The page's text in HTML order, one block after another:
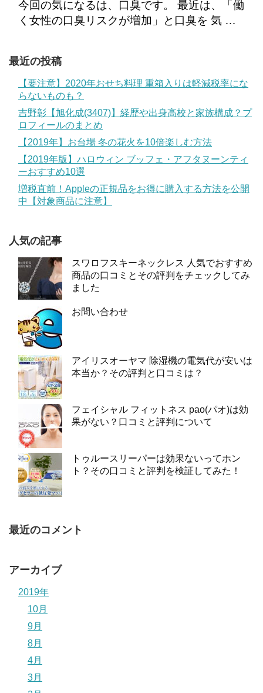
今回の気になるは、口臭です。 最近は、「働
く女性の口臭リスクが増加」と口臭を 気 …
最近の投稿
【要注意】2020年おせち料理 重箱入りは軽減税率にな
らないものも？
吉野彰【旭化成(3407)】経歴や出身高校と家族構成？プ
ロフィールのまとめ
【2019年】お台場 冬の花火を10倍楽しむ方法
【2019年版】ハロウィン ブッフェ・アフタヌーンティ
ーおすすめ10選
増税直前！Appleの正規品をお得に購入する方法を公開
中【対象商品に注意】
人気の記事
スワロフスキーネックレス 人気でおすすめ
商品の口コミとその評判をチェックしてみ
ました
お問い合わせ
アイリスオーヤマ 除湿機の電気代が安いは
本当か？その評判と口コミは？
フェイシャル フィットネス pao(パオ)は効
果がない？口コミと評判について
トゥルースリーパーは効果ないってホン
ト？その口コミと評判を検証してみた！
最近のコメント
アーカイブ
2019年
10月
9月
8月
4月
3月